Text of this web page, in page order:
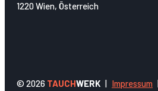
1220 Wien, Österreich
© 2026 TAUCHWERK Impressum